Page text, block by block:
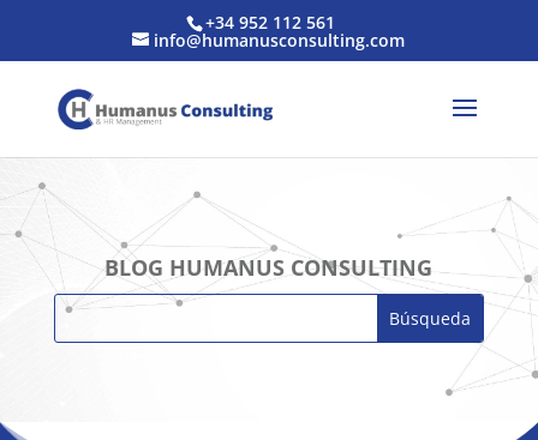
+34 952 112 561
info@humanusconsulting.com
BLOG HUMANUS CONSULTING